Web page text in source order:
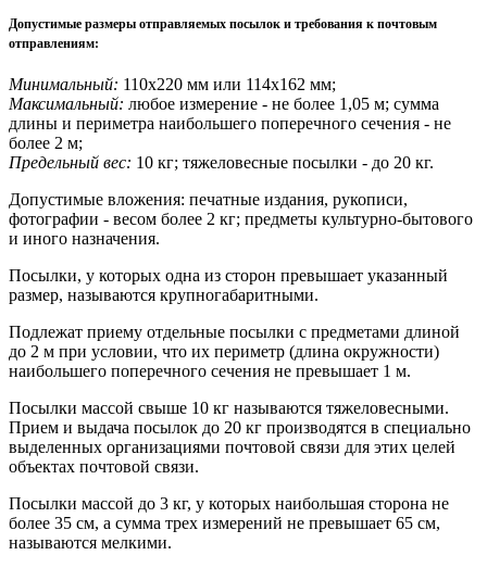
Допустимые размеры отправляемых посылок и требования к почтовым
отправлениям:
Минимальный: 110х220 мм или 114х162 мм;
Максимальный: любое измерение - не более 1,05 м; сумма
длины и периметра наибольшего поперечного сечения - не
более 2 м;
Предельный вес: 10 кг; тяжеловесные посылки - до 20 кг.
Допустимые вложения: печатные издания, рукописи,
фотографии - весом более 2 кг; предметы культурно-бытового
и иного назначения.
Посылки, у которых одна из сторон превышает указанный
размер, называются крупногабаритными.
Подлежат приему отдельные посылки с предметами длиной
до 2 м при условии, что их периметр (длина окружности)
наибольшего поперечного сечения не превышает 1 м.
Посылки массой свыше 10 кг называются тяжеловесными.
Прием и выдача посылок до 20 кг производятся в специально
выделенных организациями почтовой связи для этих целей
объектах почтовой связи.
Посылки массой до 3 кг, у которых наибольшая сторона не
более 35 см, а сумма трех измерений не превышает 65 см,
называются мелкими.